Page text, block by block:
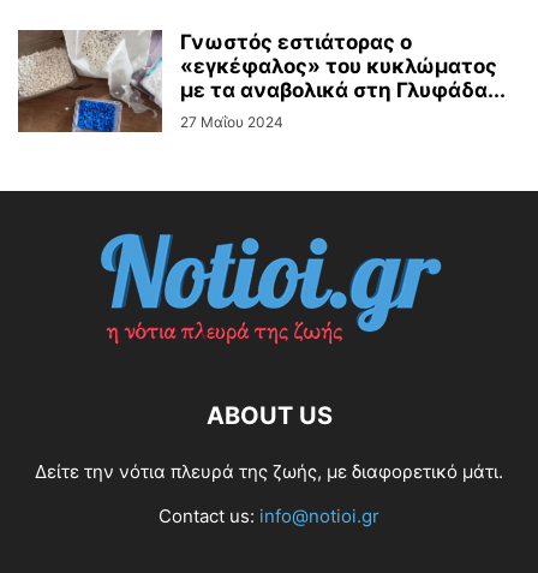
Γνωστός εστιάτορας ο
«εγκέφαλος» του κυκλώματος
με τα αναβολικά στη Γλυφάδα...
27 Μαΐου 2024
ABOUT US
Δείτε την νότια πλευρά της ζωής, με διαφορετικό μάτι.
Contact us: info@notioi.gr